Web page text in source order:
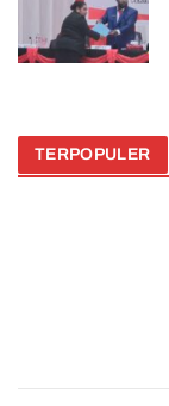
TERPOPULER